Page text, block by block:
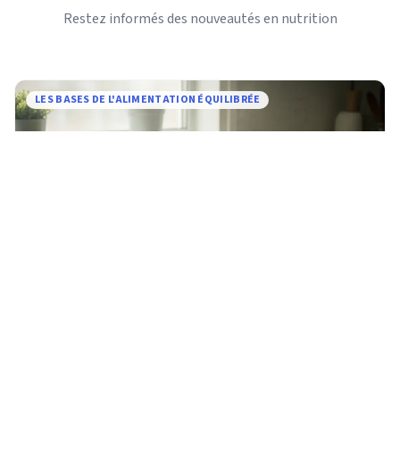
Restez informés des nouveautés en nutrition
LES BASES DE L'ALIMENTATION ÉQUILIBRÉE